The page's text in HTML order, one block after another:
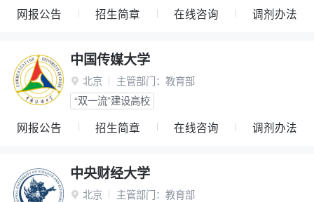
网报公告 招生简章 在线咨询 调剂办法
中国传媒大学
 北京 主管部门： 教育部
“双一流”建设高校
网报公告 招生简章 在线咨询 调剂办法
中央财经大学
 北京 主管部门： 教育部